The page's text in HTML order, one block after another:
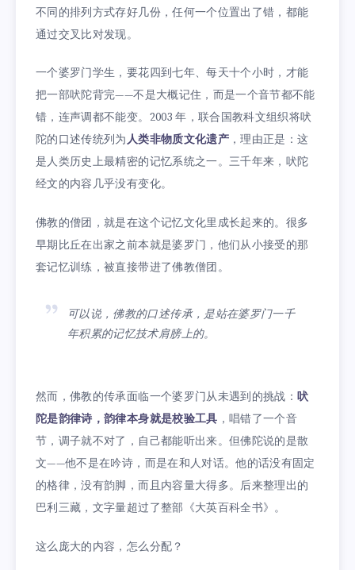
不同的排列方式存好几份，任何一个位置出了错，都能
通过交叉比对发现。
一个婆罗门学生，要花四到七年、每天十个小时，才能
把一部吠陀背完——不是大概记住，而是一个音节都不能
错，连声调都不能变。2003 年，联合国教科文组织将吠
陀的口述传统列为人类非物质文化遗产，理由正是：这
是人类历史上最精密的记忆系统之一。三千年来，吠陀
经文的内容几乎没有变化。
佛教的僧团，就是在这个记忆文化里成长起来的。很多
早期比丘在出家之前本就是婆罗门，他们从小接受的那
套记忆训练，被直接带进了佛教僧团。
可以说，佛教的口述传承，是站在婆罗门一千
年积累的记忆技术肩膀上的。
然而，佛教的传承面临一个婆罗门从未遇到的挑战：吠
陀是韵律诗，韵律本身就是校验工具 ，唱错了一个音
节，调子就不对了，自己都能听出来。但佛陀说的是散
文——他不是在吟诗，而是在和人对话。他的话没有固定
的格律，没有韵脚，而且内容量大得多。后来整理出的
巴利三藏，文字量超过了整部《大英百科全书》。
这么庞大的内容，怎么分配？